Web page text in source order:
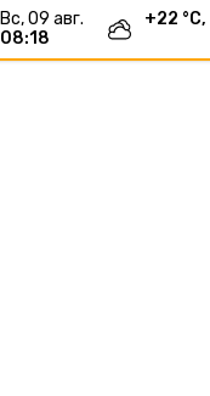
вс, 09 авг.
08:18
+22 °С,